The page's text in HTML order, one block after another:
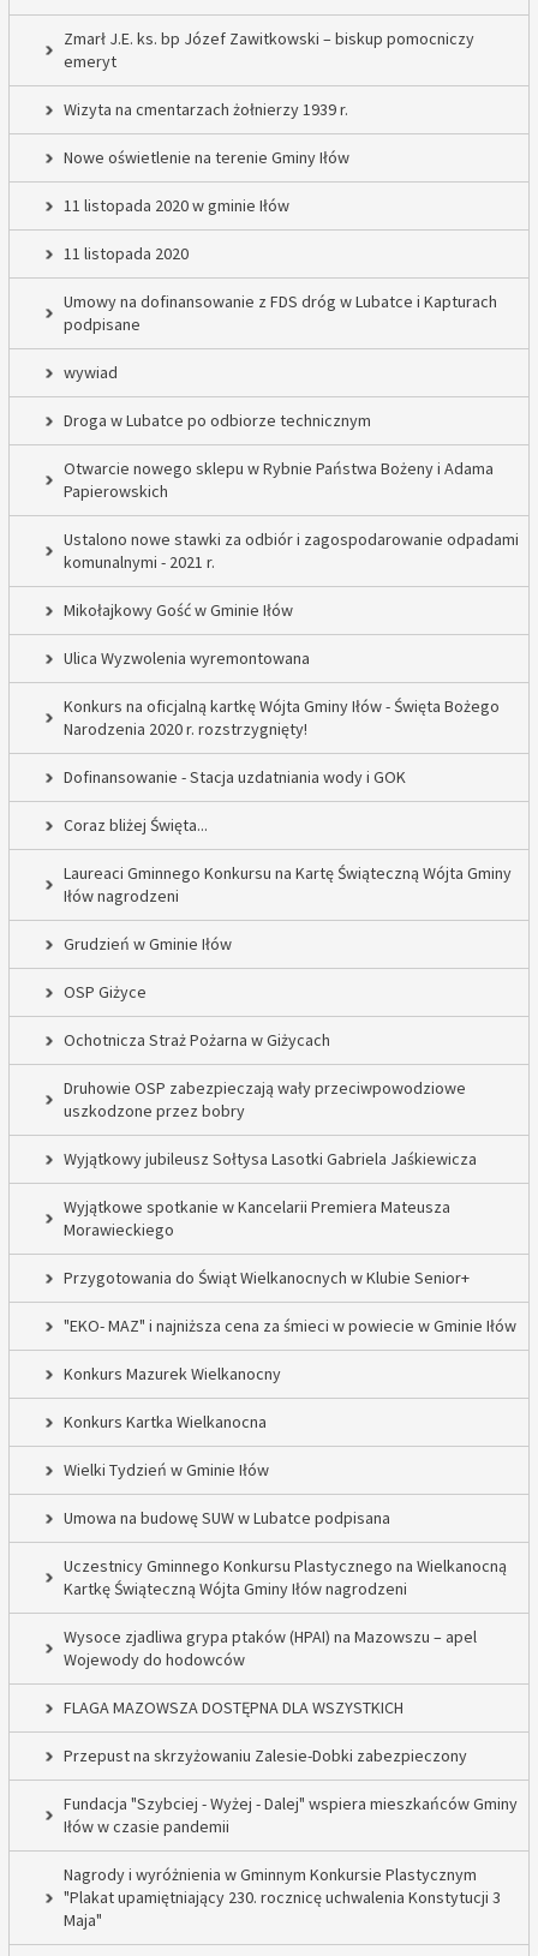
Zmarł J.E. ks. bp Józef Zawitkowski – biskup pomocniczy
emeryt
Wizyta na cmentarzach żołnierzy 1939 r.
Nowe oświetlenie na terenie Gminy Iłów
11 listopada 2020 w gminie Iłów
11 listopada 2020
Umowy na dofinansowanie z FDS dróg w Lubatce i Kapturach
podpisane
wywiad
Droga w Lubatce po odbiorze technicznym
Otwarcie nowego sklepu w Rybnie Państwa Bożeny i Adama
Papierowskich
Ustalono nowe stawki za odbiór i zagospodarowanie odpadami
komunalnymi - 2021 r.
Mikołajkowy Gość w Gminie Iłów
Ulica Wyzwolenia wyremontowana
Konkurs na oficjalną kartkę Wójta Gminy Iłów - Święta Bożego
Narodzenia 2020 r. rozstrzygnięty!
Dofinansowanie - Stacja uzdatniania wody i GOK
Coraz bliżej Święta...
Laureaci Gminnego Konkursu na Kartę Świąteczną Wójta Gminy
Iłów nagrodzeni
Grudzień w Gminie Iłów
OSP Giżyce
Ochotnicza Straż Pożarna w Giżycach
Druhowie OSP zabezpieczają wały przeciwpowodziowe
uszkodzone przez bobry
Wyjątkowy jubileusz Sołtysa Lasotki Gabriela Jaśkiewicza
Wyjątkowe spotkanie w Kancelarii Premiera Mateusza
Morawieckiego
Przygotowania do Świąt Wielkanocnych w Klubie Senior+
"EKO- MAZ" i najniższa cena za śmieci w powiecie w Gminie Iłów
Konkurs Mazurek Wielkanocny
Konkurs Kartka Wielkanocna
Wielki Tydzień w Gminie Iłów
Umowa na budowę SUW w Lubatce podpisana
Uczestnicy Gminnego Konkursu Plastycznego na Wielkanocną
Kartkę Świąteczną Wójta Gminy Iłów nagrodzeni
Wysoce zjadliwa grypa ptaków (HPAI) na Mazowszu – apel
Wojewody do hodowców
FLAGA MAZOWSZA DOSTĘPNA DLA WSZYSTKICH
Przepust na skrzyżowaniu Zalesie-Dobki zabezpieczony
Fundacja "Szybciej - Wyżej - Dalej" wspiera mieszkańców Gminy
Iłów w czasie pandemii
Nagrody i wyróżnienia w Gminnym Konkursie Plastycznym
"Plakat upamiętniający 230. rocznicę uchwalenia Konstytucji 3
Maja"